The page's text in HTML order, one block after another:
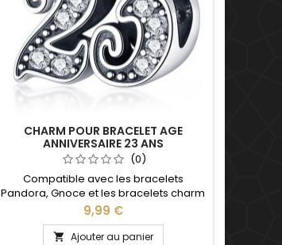
CHARM POUR BRACELET AGE
ANNIVERSAIRE 23 ANS
(0)
Compatible avec les bracelets
Pandora, Gnoce et les bracelets charm
de notre site idéal pour : Noël, Saint
Valentin, anniversaire, cadeau, fête
Prix
9,99 €
 Ajouter au panier